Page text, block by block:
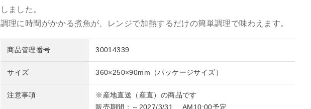
しました。
調理に時間がかかる煮魚が、レンジで加熱するだけの簡単調理で味わえます。
商品管理番号 30014339
サイズ 360×250×90mm（パッケージサイズ）
注意事項
※産地直送（産直）の商品です
販売期間：～2027/3/31 AM10:00予定